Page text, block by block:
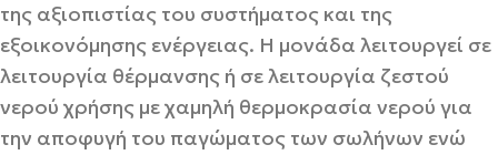
της αξιοπιστίας του συστήματος και της
εξοικονόμησης ενέργειας. Η μονάδα λειτουργεί σε
λειτουργία θέρμανσης ή σε λειτουργία ζεστού
νερού χρήσης με χαμηλή θερμοκρασία νερού για
την αποφυγή του παγώματος των σωλήνων ενώ